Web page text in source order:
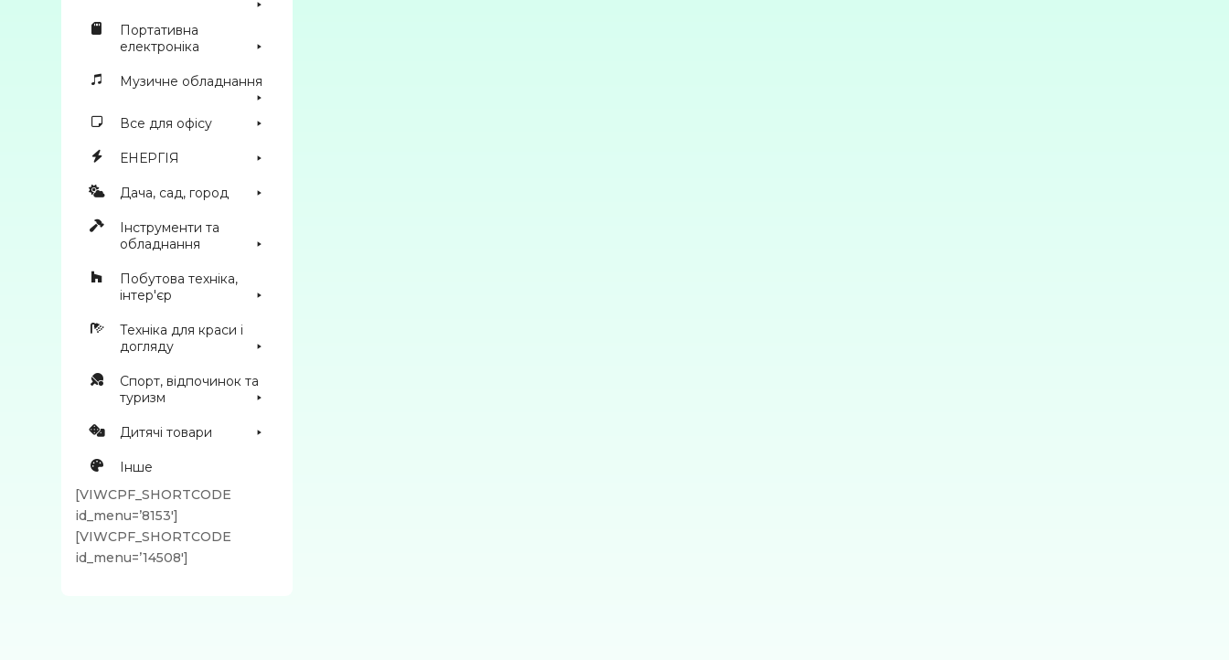
Портативна
електроніка
Музичне обладнання
Все для офісу
ЕНЕРГІЯ
Дача, сад, город
Інструменти та
обладнання
Побутова техніка,
інтер'єр
Техніка для краси і
догляду
Спорт, відпочинок та
туризм
Дитячі товари
Інше
[VIWCPF_SHORTCODE
id_menu=’8153′]
[VIWCPF_SHORTCODE
id_menu=’14508′]